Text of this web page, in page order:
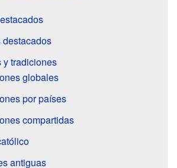
tradiciones
globales
por países
compartidas
antiguas